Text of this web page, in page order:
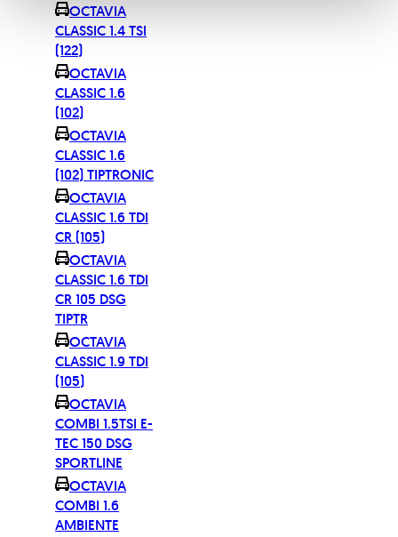
OCTAVIA
CLASSIC 1.4 TSI
(122)
OCTAVIA
CLASSIC 1.6
(102)
OCTAVIA
CLASSIC 1.6
(102) TIPTRONIC
OCTAVIA
CLASSIC 1.6 TDI
CR (105)
OCTAVIA
CLASSIC 1.6 TDI
CR 105 DSG
TIPTR
OCTAVIA
CLASSIC 1.9 TDI
(105)
OCTAVIA
COMBI 1.5TSI E-
TEC 150 DSG
SPORTLINE
OCTAVIA
COMBI 1.6
AMBIENTE